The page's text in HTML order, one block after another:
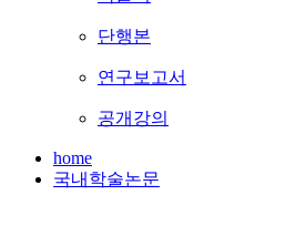
단행본
연구보고서
공개강의
home
국내학술논문